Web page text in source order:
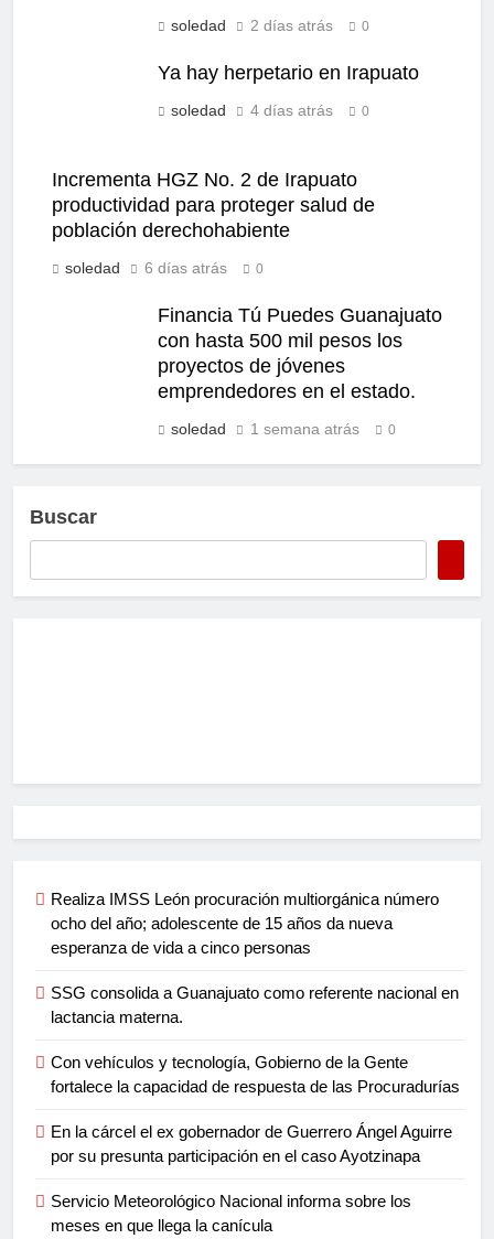
soledad 2 días atrás 0
Ya hay herpetario en Irapuato
soledad 4 días atrás 0
Incrementa HGZ No. 2 de Irapuato
productividad para proteger salud de
población derechohabiente
soledad 6 días atrás 0
Financia Tú Puedes Guanajuato
con hasta 500 mil pesos los
proyectos de jóvenes
emprendedores en el estado.
soledad 1 semana atrás 0
Buscar
Realiza IMSS León procuración multiorgánica número
ocho del año; adolescente de 15 años da nueva
esperanza de vida a cinco personas
SSG consolida a Guanajuato como referente nacional en
lactancia materna.
Con vehículos y tecnología, Gobierno de la Gente
fortalece la capacidad de respuesta de las Procuradurías
En la cárcel el ex gobernador de Guerrero Ángel Aguirre
por su presunta participación en el caso Ayotzinapa
Servicio Meteorológico Nacional informa sobre los
meses en que llega la canícula